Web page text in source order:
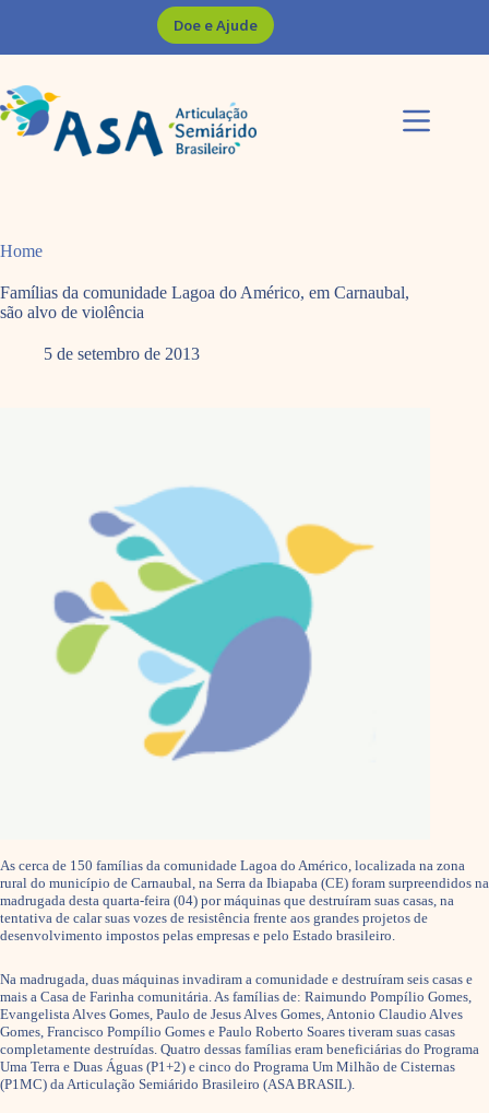
Doe e Ajude
Home
Famílias da comunidade Lagoa do Américo, em Carnaubal,
são alvo de violência
5 de setembro de 2013
As cerca de 150 famílias da comunidade Lagoa do Américo, localizada na zona
rural do município de Carnaubal, na Serra da Ibiapaba (CE) foram surpreendidos na
madrugada desta quarta-feira (04) por máquinas que destruíram suas casas, na
tentativa de calar suas vozes de resistência frente aos grandes projetos de
desenvolvimento impostos pelas empresas e pelo Estado brasileiro.
Na madrugada, duas máquinas invadiram a comunidade e destruíram seis casas e
mais a Casa de Farinha comunitária. As famílias de: Raimundo Pompílio Gomes,
Evangelista Alves Gomes, Paulo de Jesus Alves Gomes, Antonio Claudio Alves
Gomes, Francisco Pompílio Gomes e Paulo Roberto Soares tiveram suas casas
completamente destruídas. Quatro dessas famílias eram beneficiárias do Programa
Uma Terra e Duas Águas (P1+2) e cinco do Programa Um Milhão de Cisternas
(P1MC) da Articulação Semiárido Brasileiro (ASA BRASIL).